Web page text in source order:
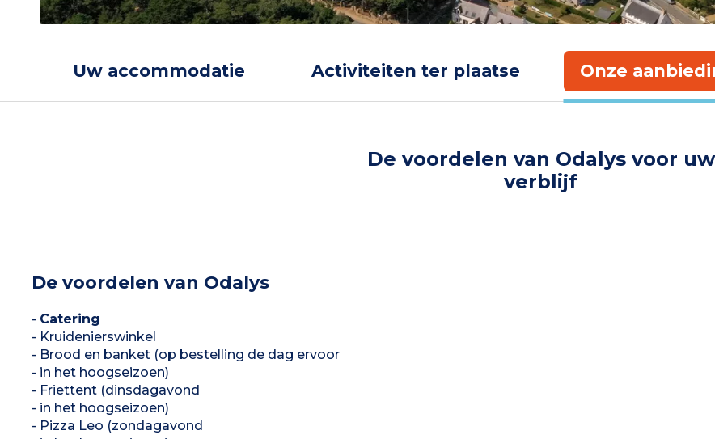
Uw accommodatie Activiteiten ter plaatse Onze
De voordelen van Odalys voor uw
verblijf
De voordelen van Odalys
- Catering
- Kruidenierswinkel
- Brood en banket (op bestelling de dag ervoor
- in het hoogseizoen)
- Friettent (dinsdagavond
- in het hoogseizoen)
- Pizza Leo (zondagavond